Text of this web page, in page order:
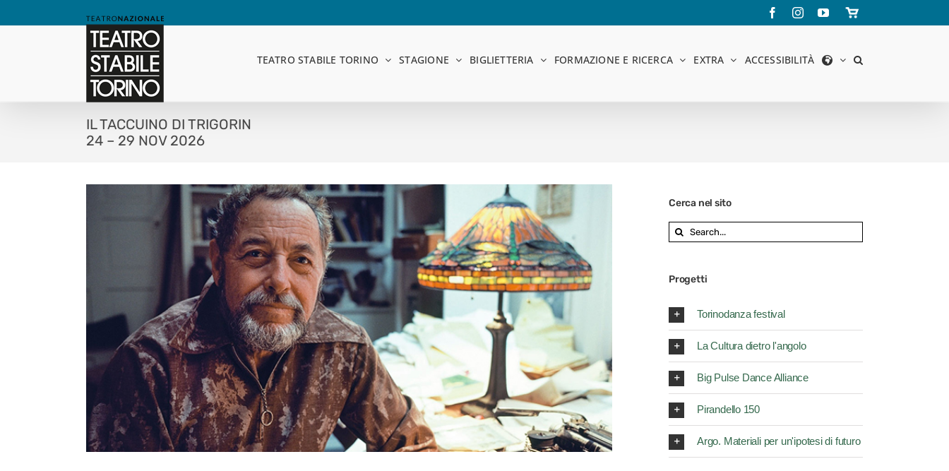
FacebookInstagramYouTube
Store
online
TEATRO STABILE TORINO STAGIONE BIGLIETTERIA FORMAZIONE E RICERCA EXTRA ACCESSIBILITÀ
IL TACCUINO DI TRIGORIN
24 – 29 NOV 2026
Cerca nel sito
Search
for:
Progetti
Torinodanza festival
La Cultura dietro l'angolo
Big Pulse Dance Alliance
Pirandello 150
Argo. Materiali per un'ipotesi di futuro